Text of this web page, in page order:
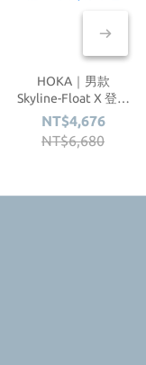
HOKA｜男款
Skyline-Float X 登山
鞋 星球灰/橡木色
NT$4,676
NT$6,680